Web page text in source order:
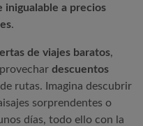
inigualable a precios
.
de viajes baratos,
descuentos
rutas. Imagina descubrir
sorprendentes o
días, todo ello con la